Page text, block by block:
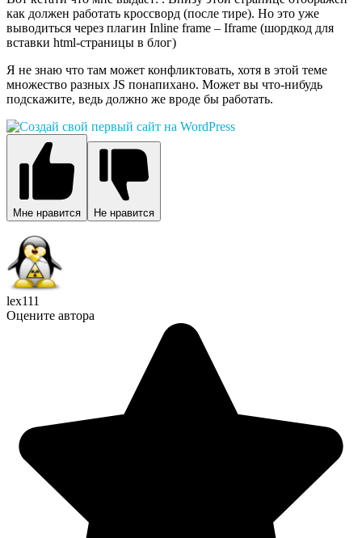
как должен работать кроссворд (после тире). Но это уже
выводиться через плагин Inline frame – Iframe (шордкод для
вставки html-страницы в блог)
Я не знаю что там может конфликтовать, хотя в этой теме
множество разных JS понапихано. Может вы что-нибудь
подскажите, ведь должно же вроде бы работать.
Мне нравится Не нравится
lex111
Оцените автора